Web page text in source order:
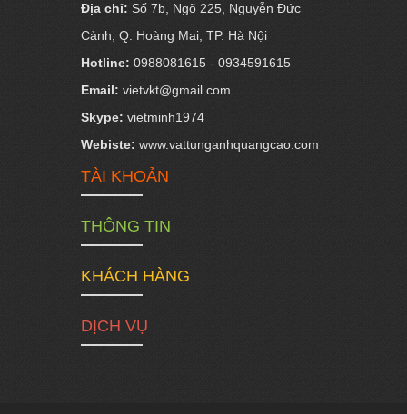
Địa chỉ: Số 7b, Ngõ 225, Nguyễn Đức
Cảnh, Q. Hoàng Mai, TP. Hà Nội
Hotline: 0988081615 - 0934591615
Email: vietvkt@gmail.com
Skype: vietminh1974
Webiste: www.vattunganhquangcao.com
TÀI KHOẢN
THÔNG TIN
KHÁCH HÀNG
DỊCH VỤ